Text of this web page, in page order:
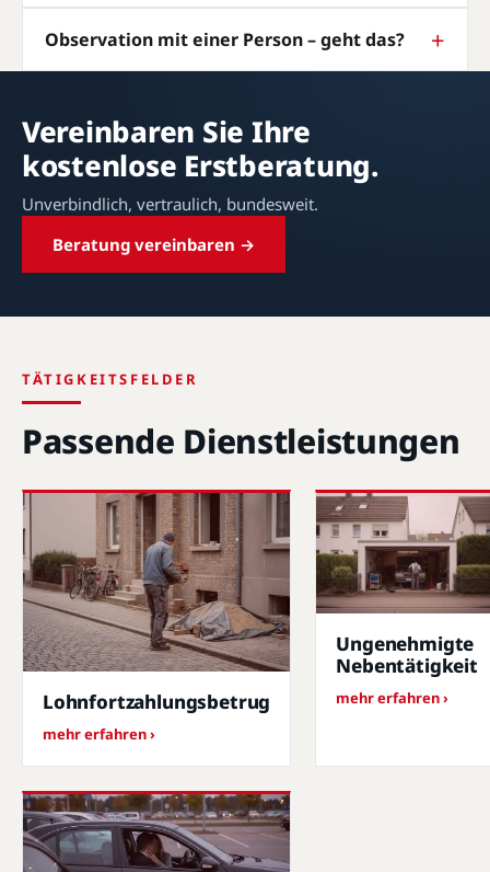
Observation mit einer Person – geht das?
Vereinbaren Sie Ihre
kostenlose Erstberatung.
Unverbindlich, vertraulich, bundesweit.
Beratung vereinbaren →
TÄTIGKEITSFELDER
Passende Dienstleistungen
Lohnfortzahlungsbetrug
mehr erfahren ›
Ungenehmigte
Nebentätigkeit
mehr erfahren ›